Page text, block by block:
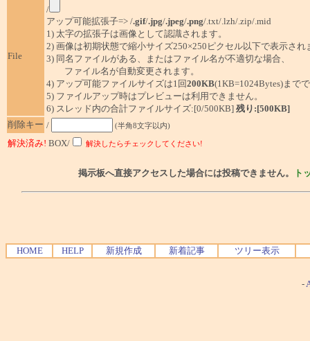
File
/
アップ可能拡張子=> /.gif/.jpg/.jpeg/.png/.txt/.lzh/.zip/.mid
1) 太字の拡張子は画像として認識されます。
2) 画像は初期状態で縮小サイズ250×250ピクセル以下で表示され
3) 同名ファイルがある、またはファイル名が不適切な場合、
ファイル名が自動変更されます。
4) アップ可能ファイルサイズは1回200KB(1KB=1024Bytes)まで
5) ファイルアップ時はプレビューは利用できません。
6) スレッド内の合計ファイルサイズ:[0/500KB] 残り:[500KB]
削除キー / (半角8文字以内)
解決済み! BOX/ 解決したらチェックしてください!
掲示板へ直接アクセスした場合には投稿できません。 ト
HOME HELP 新規作成 新着記事 ツリー表示
-